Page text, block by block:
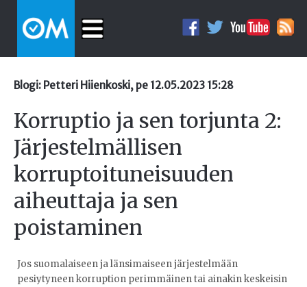
Blogi: Petteri Hiienkoski, pe 12.05.2023 15:28
Korruptio ja sen torjunta 2:
Järjestelmällisen
korruptoituneisuuden
aiheuttaja ja sen
poistaminen
Jos suomalaiseen ja länsimaiseen järjestelmään
pesiytyneen korruption perimmäinen tai ainakin keskeisin